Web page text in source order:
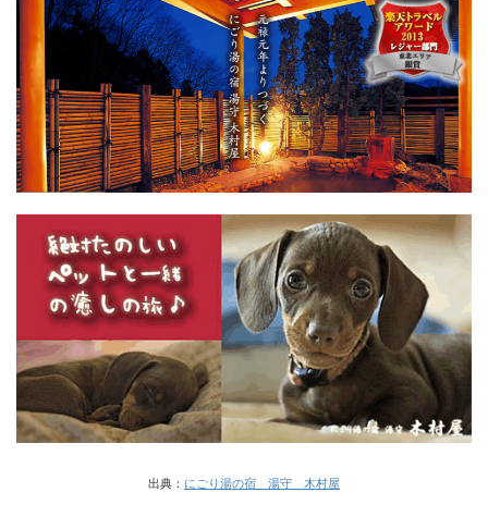
出典： にごり湯の宿 湯守 木村屋